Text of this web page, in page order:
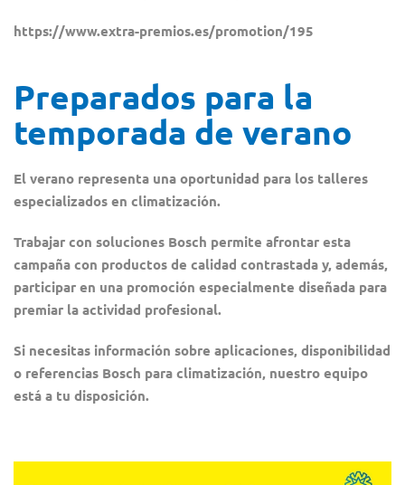
https://www.extra-premios.es/promotion/195
Preparados para la
temporada de verano
El verano representa una oportunidad para los talleres
especializados en climatización.
Trabajar con soluciones Bosch permite afrontar esta
campaña con productos de calidad contrastada y, además,
participar en una promoción especialmente diseñada para
premiar la actividad profesional.
Si necesitas información sobre aplicaciones, disponibilidad
o referencias Bosch para climatización, nuestro equipo
está a tu disposición.